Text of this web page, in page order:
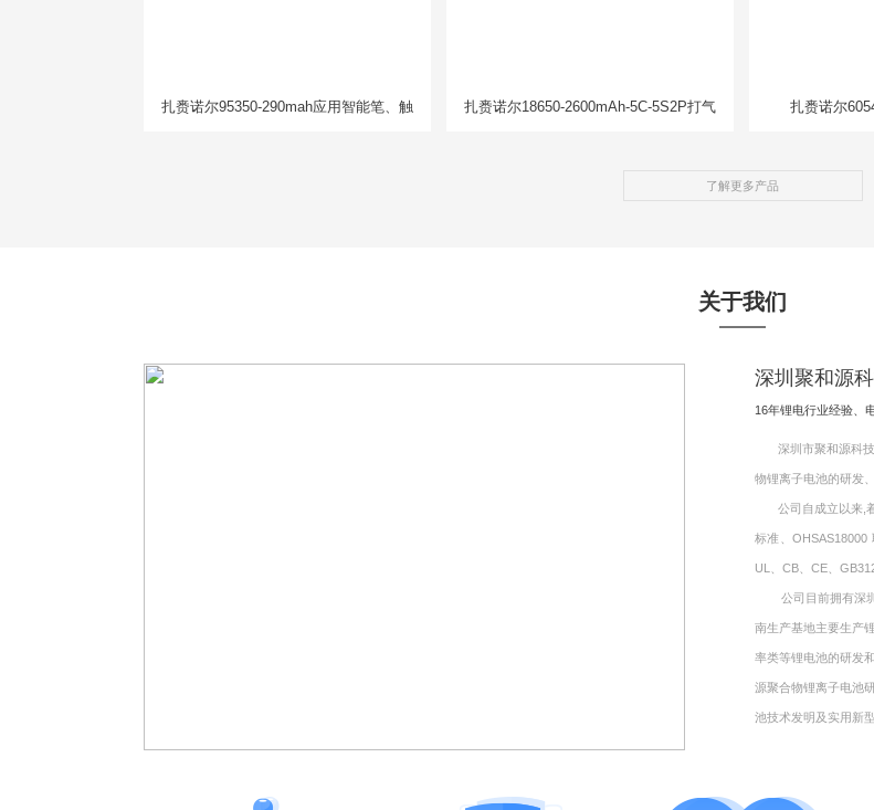
扎赉诺尔95350-290mah应用智能笔、触
扎赉诺尔18650-2600mAh-5C-5S2P打气
扎赉诺尔
了解更多产品
关于我们
深圳聚和源
16年锂电行业经验、
深圳市聚和源科技
物锂离子电池的研发
公司自成立以来,着
标准、
UL、CB、CE、
公司目前拥有深圳
南生产基地主要生产
率类等锂电池的研发
源聚合物锂离子电池
池技术发明及实用新型